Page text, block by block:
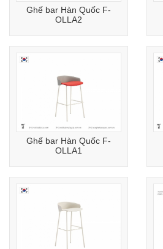
Ghế bar Hàn Quốc F-
OLLA2
Ghế bar Hàn Quốc F-
OLLA1